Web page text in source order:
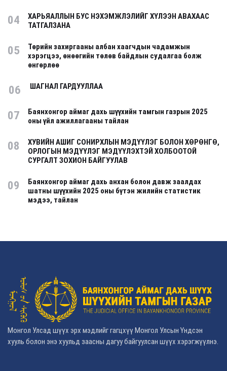
04
ХАРЬЯАЛЛЫН БУС НЭХЭМЖЛЭЛИЙГ ХҮЛЭЭН АВАХААС
ТАТГАЛЗАНА
05
Төрийн захиргааны албан хаагчдын чадамжын
хэрэгцээ, өнөөгийн төлөв байдлын судалгаа болж
өнгөрлөө
06 ШАГНАЛ ГАРДУУЛЛАА
07
Баянхонгор аймаг дахь шүүхийн тамгын газрын 2025
оны үйл ажиллагааны тайлан
08
ХУВИЙН АШИГ СОНИРХЛЫН МЭДҮҮЛЭГ БОЛОН ХӨРӨНГӨ,
ОРЛОГЫН МЭДҮҮЛЭГ МЭДҮҮЛЭХТЭЙ ХОЛБООТОЙ
СУРГАЛТ ЗОХИОН БАЙГУУЛАВ
09
Баянхонгор аймаг дахь анхан болон давж заалдах
шатны шүүхийн 2025 оны бүтэн жилийн статистик
мэдээ, тайлан
Монгол Улсад шүүх эрх мэдлийг гагцхүү Монгол Улсын Үндсэн
хууль болон энэ хуульд заасны дагуу байгуулсан шүүх хэрэгжүүлнэ.